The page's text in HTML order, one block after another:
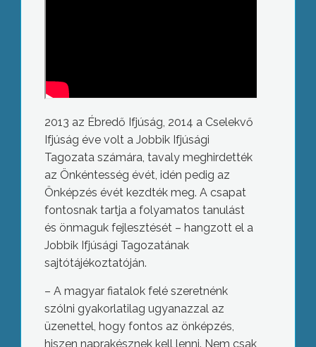
2013 az Ébredő Ifjúság, 2014 a Cselekvő
Ifjúság éve volt a Jobbik Ifjúsági
Tagozata számára, tavaly meghirdették
az Önkéntesség évét, idén pedig az
Önképzés évét kezdték meg. A csapat
fontosnak tartja a folyamatos tanulást
és önmaguk fejlesztését – hangzott el a
Jobbik Ifjúsági Tagozatának
sajtótájékoztatóján.
– A magyar fiatalok felé szeretnénk
szólni gyakorlatilag ugyanazzal az
üzenettel, hogy fontos az önképzés,
hiszen naprakésznek kell lenni. Nem csak